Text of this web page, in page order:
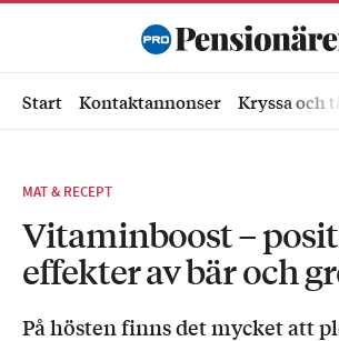
Start Kontaktannonser Kryssa och
MAT & RECEPT
Vitaminboost –
effekter av bär och
På hösten finns det mycket att